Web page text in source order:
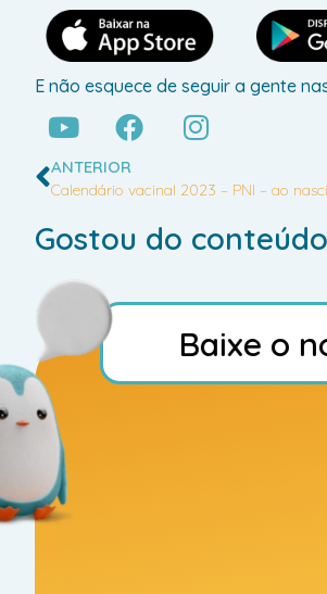
E não esquece de seguir a gente
ANTERIOR
Calendário vacinal 2023 – PNI – ao
Gostou do
e o n